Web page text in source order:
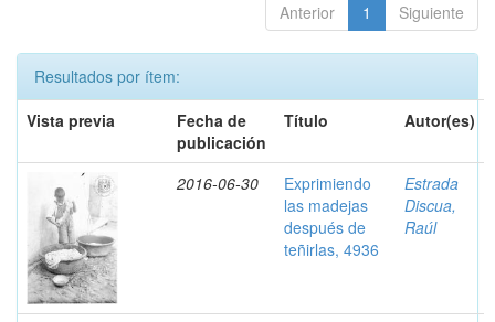
Anterior 1 Siguiente
Resultados por ítem:
Vista previa
Fecha de
publicación
Título Autor(es)
2016-06-30
Exprimiendo
las madejas
después de
teñirlas, 4936
Estrada
Discua,
Raúl